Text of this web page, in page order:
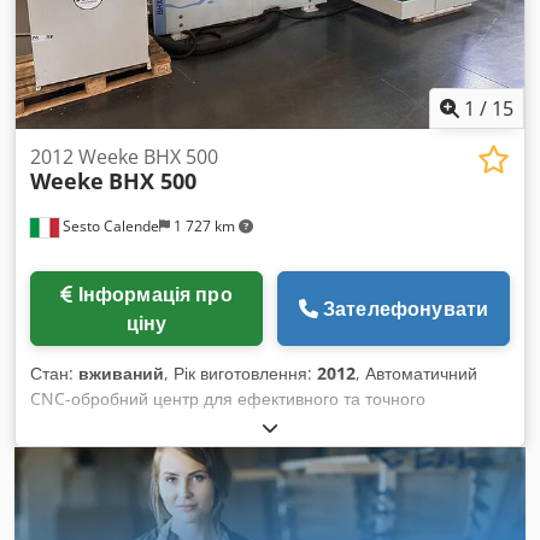
1 / 15
Sesto Calende 1 727 km
2012 Weeke BHX 500
Weeke BHX 500
ціну
Зателефонувати
Стан: вживаний, Рік виготовлення: 2012, Автоматичний
CNC-обробний центр для ефективного та точного
свердління й фрезерування дерев'яних деталей корпусних
меблів. Числове програмне управління PC 85, програмне
забезпечення woodWOP 6. Захисна кабіна для робочої
головки. 2 затискачі для фіксації й переміщення заготовки
під час обробки. Стіл для завантаження із повітряною